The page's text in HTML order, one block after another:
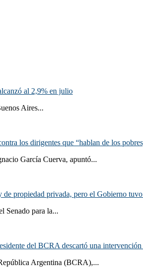
al 2,9% en julio
Aires...
los dirigentes que “hablan de los
García Cuerva, apuntó...
de propiedad privada, pero el Gobierno
Senado para la...
del BCRA descartó una
Argentina (BCRA),...